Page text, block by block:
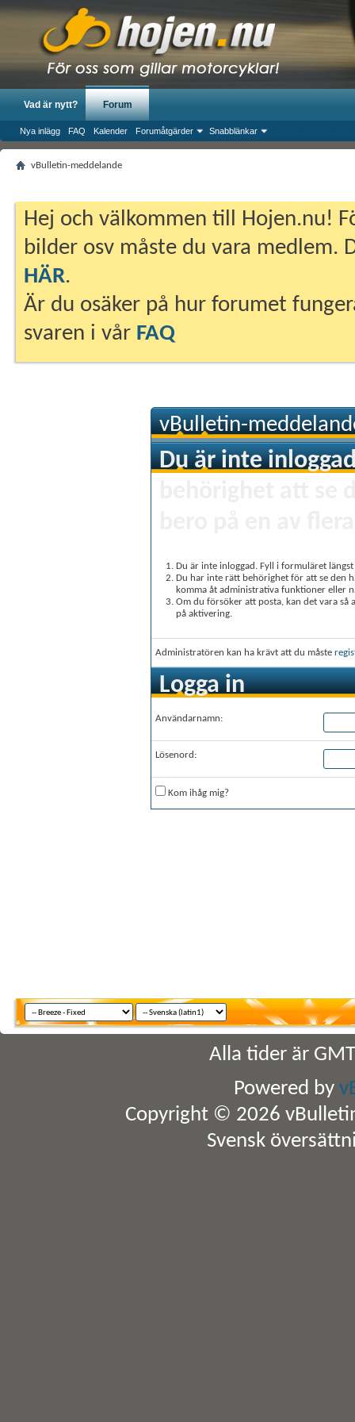
Vad är nytt? Forum
Nya inlägg FAQ Kalender Forumåtgärder Snabblänkar
vBulletin-meddelande
Hej och välkommen till Hojen.nu!
bilder osv måste du vara medlem.
HÄR.
Är du osäker på hur forumet
svaren i vår FAQ
vBulletin-
Du är inte
Du är inte inloggad. Fyll i formuläret
Du har inte rätt behörighet för att se den
komma åt administrativa funktioner eller
Om du försöker att posta, kan det vara
på aktivering.
Administratören kan ha krävt att du måste
Logga in
Användarnamn:
Lösenord:
Kom ihåg mig?
Alla tider är
Powered by
Copyright © 2026
Svensk